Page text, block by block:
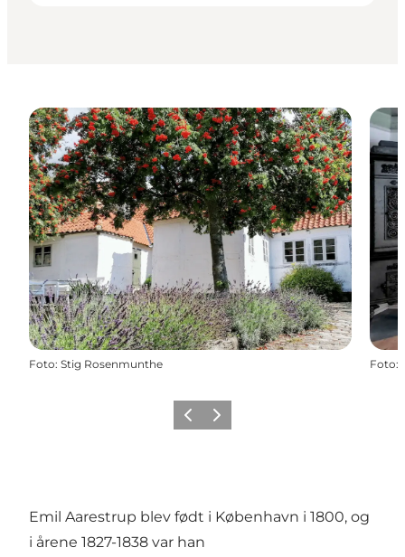
Foto: Stig Rosenmunthe Foto:
ForrigeNæste
Emil Aarestrup blev født i København i 1800, og
i årene 1827-1838 var han